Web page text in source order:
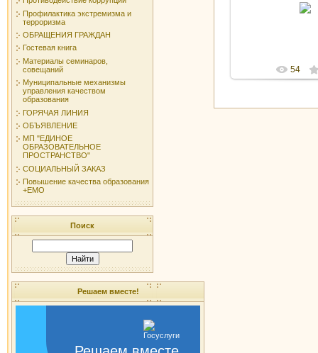
Профилактика экстремизма и
терроризма
ОБРАЩЕНИЯ ГРАЖДАН
Гостевая книга
Материалы семинаров,
совещаний
Муниципальные механизмы
управления качеством
образования
ГОРЯЧАЯ ЛИНИЯ
ОБЪЯВЛЕНИЕ
МП "ЕДИНОЕ
ОБРАЗОВАТЕЛЬНОЕ
ПРОСТРАНСТВО"
СОЦИАЛЬНЫЙ ЗАКАЗ
Повышение качества образования
+ЕМО
Поиск
Решаем вместе!
54